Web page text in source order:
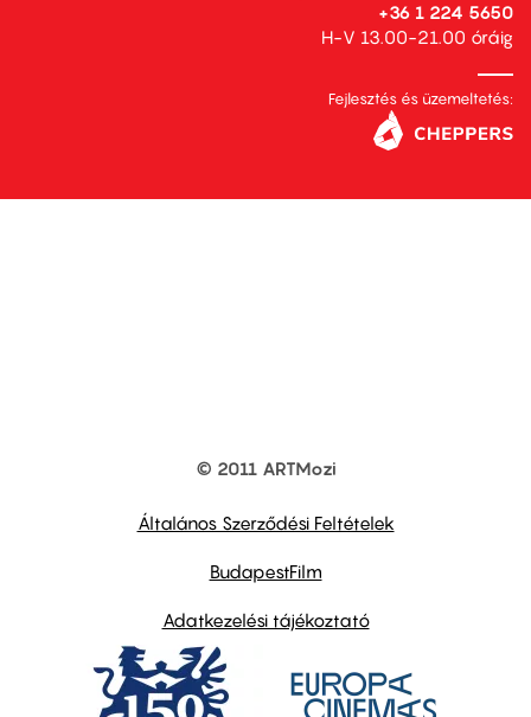
+36 1 224 5650
H-V 13.00-21.00 óráig
Fejlesztés és üzemeltetés:
© 2011 ARTMozi
Általános Szerződési Feltételek
BudapestFilm
Adatkezelési tájékoztató